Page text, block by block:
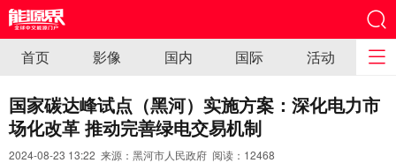
首页 影像 国内 国际 活动
国家碳达峰试点（黑河）实施方案：深化电力市
场化改革 推动完善绿电交易机制
2024-08-23 13:22 来源：黑河市人民政府 阅读： 12468